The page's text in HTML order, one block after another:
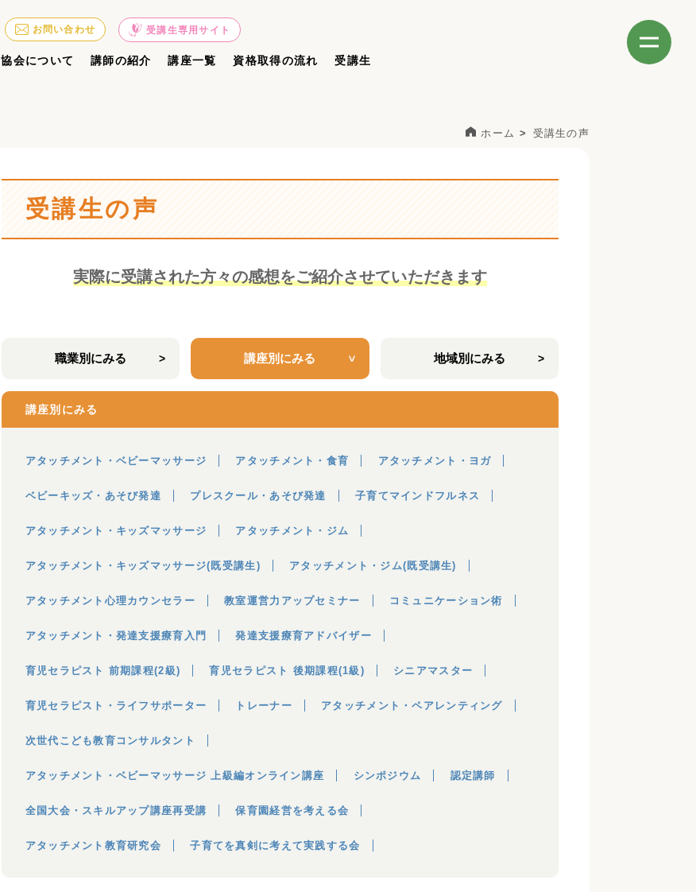
お問い合わせ 受講生専用サイト
協会について 講師の紹介 講座一覧 資格取得の流れ 受講生
ホーム 受講生の声
受講生の声
実際に受講された方々の感想をご紹介させていただきます
職業別にみる 講座別にみる 地域別にみる
講座別にみる
アタッチメント・ベビーマッサージ アタッチメント・食育 アタッチメント・ヨガ
ベビーキッズ・あそび発達 プレスクール・あそび発達 子育てマインドフルネス
アタッチメント・キッズマッサージ アタッチメント・ジム
アタッチメント・キッズマッサージ(既受講生) アタッチメント・ジム(既受講生)
アタッチメント心理カウンセラー 教室運営力アップセミナー コミュニケーション術
アタッチメント・発達支援療育入門 発達支援療育アドバイザー
育児セラピスト 前期課程(2級) 育児セラピスト 後期課程(1級) シニアマスター
育児セラピスト・ライフサポーター トレーナー アタッチメント・ペアレンティング
次世代こども教育コンサルタント
アタッチメント・ベビーマッサージ 上級編オンライン講座 シンポジウム 認定講師
全国大会・スキルアップ講座再受講 保育園経営を考える会
アタッチメント教育研究会 子育てを真剣に考えて実践する会